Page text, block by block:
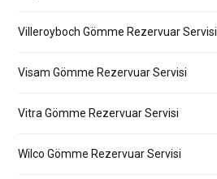
Villeroyboch Gömme Rezervuar Servisi
Visam Gömme Rezervuar Servisi
Vitra Gömme Rezervuar Servisi
Wilco Gömme Rezervuar Servisi